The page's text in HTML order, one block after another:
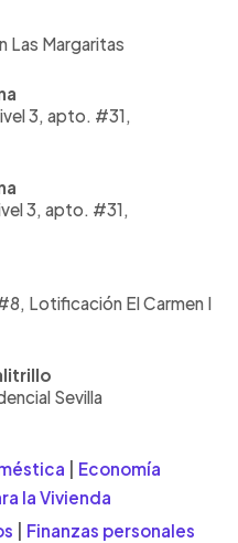
Las Margaritas
3, apto. #31,
3, apto. #31,
Lotificación El Carmen I
Sevilla
Economía
la Vivienda
Finanzas personales